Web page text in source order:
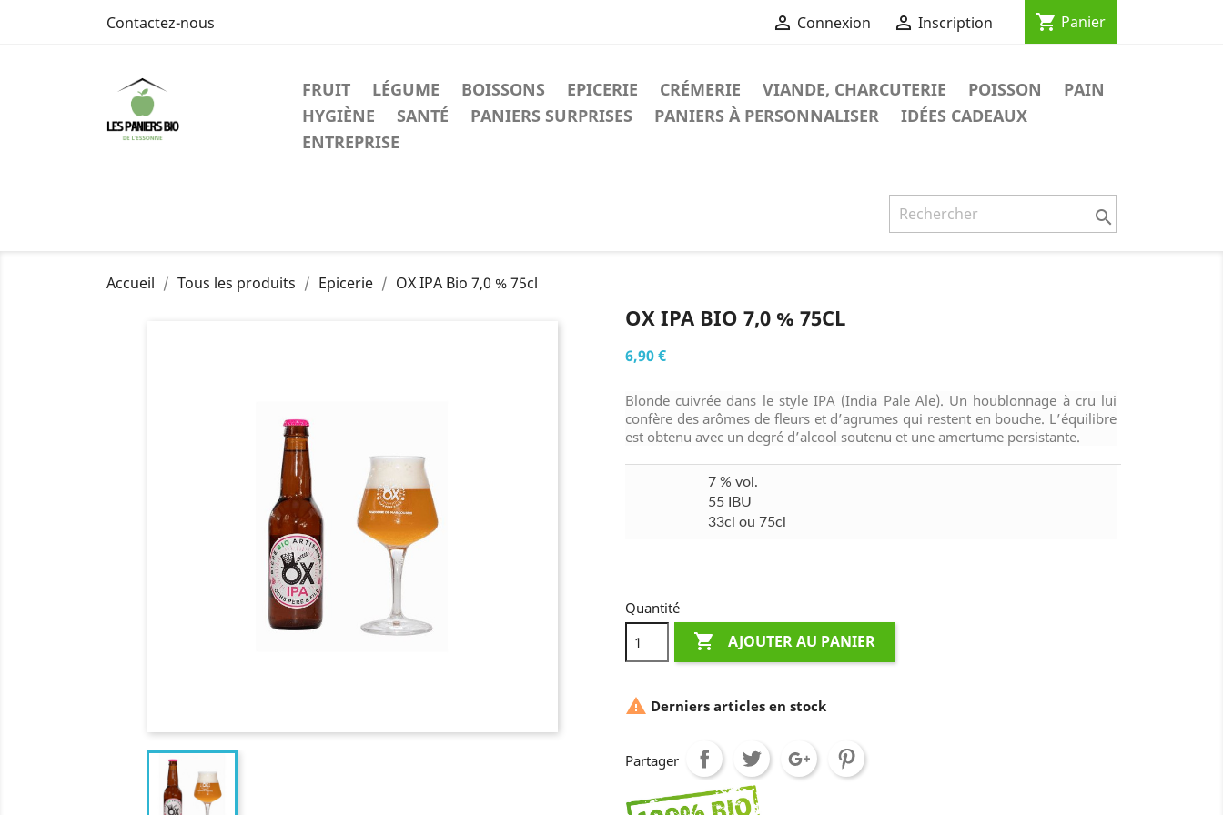
Contactez-nous  Connexion  Inscription shopping_cart Panier
FRUIT LÉGUME BOISSONS EPICERIE CRÉMERIE VIANDE, CHARCUTERIE POISSON
PAIN
HYGIÈNE
SANTÉ PANIERS SURPRISES PANIERS À PERSONNALISER
IDÉES CADEAUX
ENTREPRISE

Accueil Tous les produits Epicerie OX IPA Bio 7,0 % 75cl
OX IPA BIO 7,0 % 75CL
6,90 €
Blonde cuivrée dans le style IPA (India Pale Ale). Un houblonnage à cru lui
confère des arômes de fleurs et d’agrumes qui restent en bouche. L’équilibre
est obtenu avec un degré d’alcool soutenu et une amertume persistante.
7 % vol.
55 IBU
33cl ou 75cl
Quantité
 AJOUTER AU PANIER
 Derniers articles en stock
Partager